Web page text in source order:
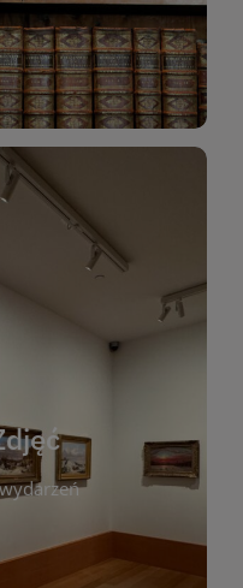
i projektów
nasza biblioteka
zarówno
aktywności
nowe galerie,
do wyjątkowych
do obejrzenia,